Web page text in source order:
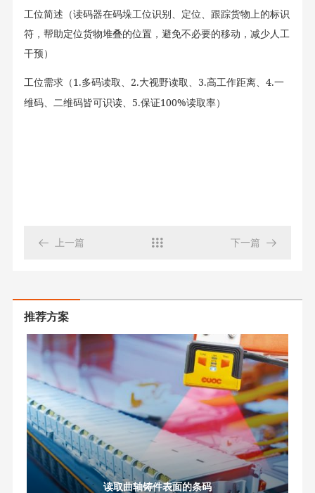
工位简述（读码器在码垛工位识别、定位、跟踪货物上的标识
符，帮助定位货物堆叠的位置，避免不必要的移动，减少人工
干预 ）
工位需求（ 1.多码读取、 2.大视野读取、 3.高工作距离、 4.一
维码、二维码皆可识读、 5.保证100%读取率）
 上一篇  下一篇 
推荐方案
读取曲轴铸件表面的条码